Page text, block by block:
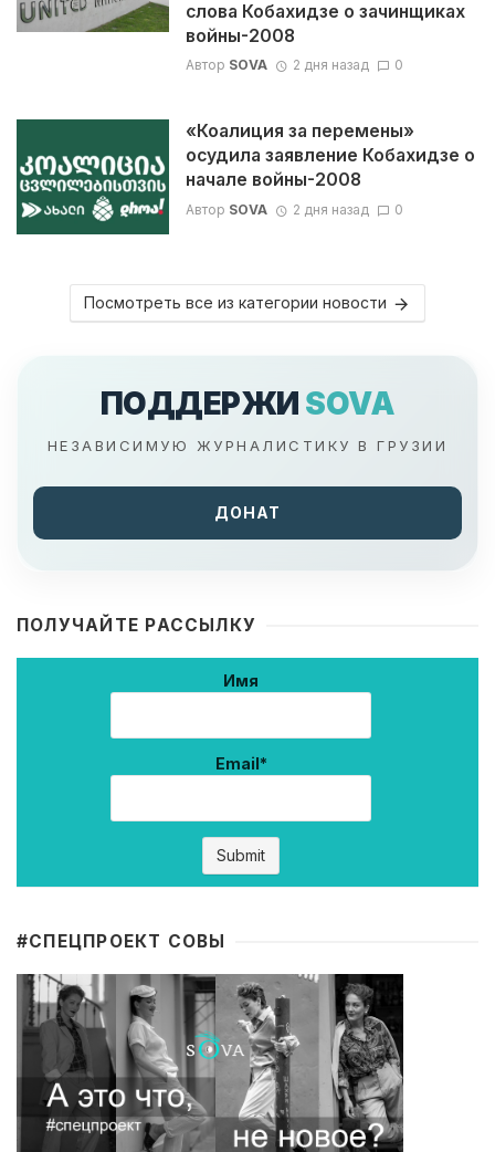
слова Кобахидзе о зачинщиках
войны-2008
Автор SOVA 2 дня назад 0
«Коалиция за перемены»
осудила заявление Кобахидзе о
начале войны-2008
Автор SOVA 2 дня назад 0
Посмотреть все из категории новости
ПОДДЕРЖИ SOVA
НЕЗАВИСИМУЮ ЖУРНАЛИСТИКУ В ГРУЗИИ
ДОНАТ
ПОЛУЧАЙТЕ РАССЫЛКУ
Имя
Email*
#CПЕЦПРОЕКТ СОВЫ